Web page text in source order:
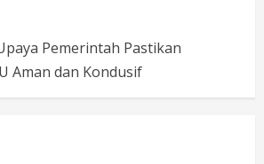
Pemerintah Pastikan
Aman dan Kondusif